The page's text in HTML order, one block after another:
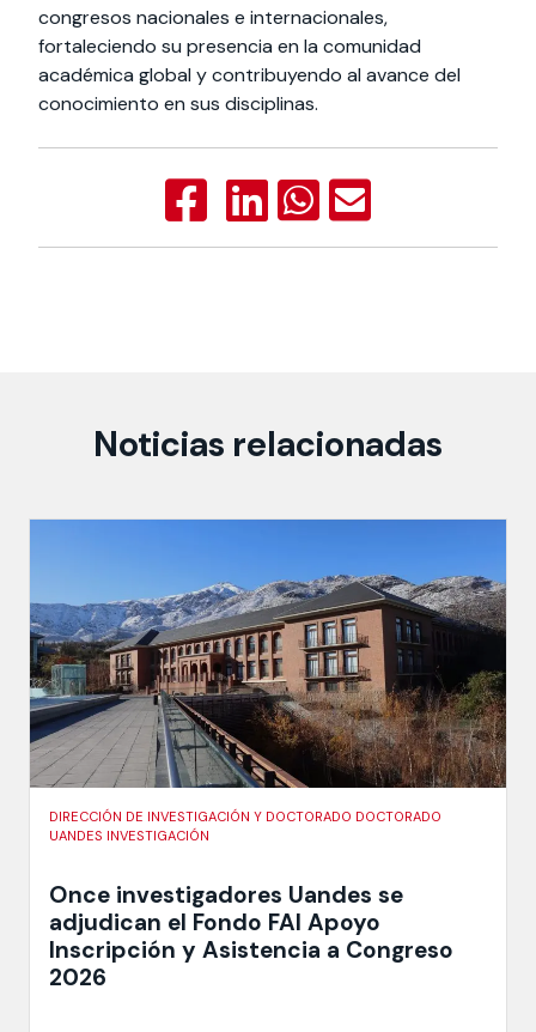
congresos nacionales e internacionales,
fortaleciendo su presencia en la comunidad
académica global y contribuyendo al avance del
conocimiento en sus disciplinas.
Noticias relacionadas
DIRECCIÓN DE INVESTIGACIÓN Y DOCTORADO DOCTORADO
UANDES INVESTIGACIÓN
Once investigadores Uandes se
adjudican el Fondo FAI Apoyo
Inscripción y Asistencia a Congreso
2026